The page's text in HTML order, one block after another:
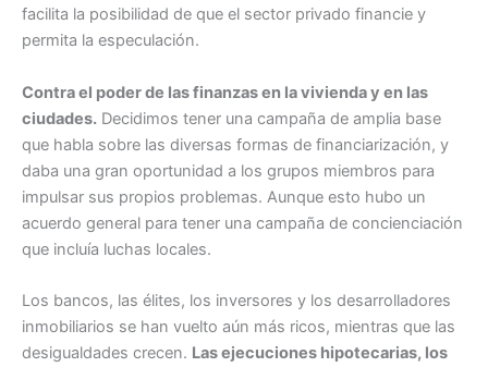
facilita la posibilidad de que el sector privado financie y
permita la especulación.
Contra el poder de las finanzas en la vivienda y en las
ciudades. Decidimos tener una campaña de amplia base
que habla sobre las diversas formas de financiarización, y
daba una gran oportunidad a los grupos miembros para
impulsar sus propios problemas. Aunque esto hubo un
acuerdo general para tener una campaña de concienciación
que incluía luchas locales.
Los bancos, las élites, los inversores y los desarrolladores
inmobiliarios se han vuelto aún más ricos, mientras que las
desigualdades crecen. Las ejecuciones hipotecarias, los